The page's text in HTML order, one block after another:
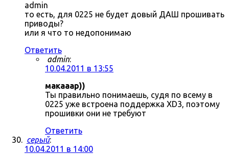
admin
то есть, для 0225 не будет довый ДАШ прошивать
приводы?
или я что то недопонимаю
Ответить
admin:
10.04.2011 в 13:55
макааар))
Ты правильно понимаешь, судя по всему в
0225 уже встроена поддержка XD3, поэтому
прошивки они не требуют
Ответить
серый:
10.04.2011 в 14:00